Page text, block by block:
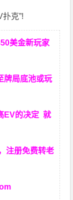
克”!
美金新玩家
牌局底池或玩
EV的决定就
注册免费转老